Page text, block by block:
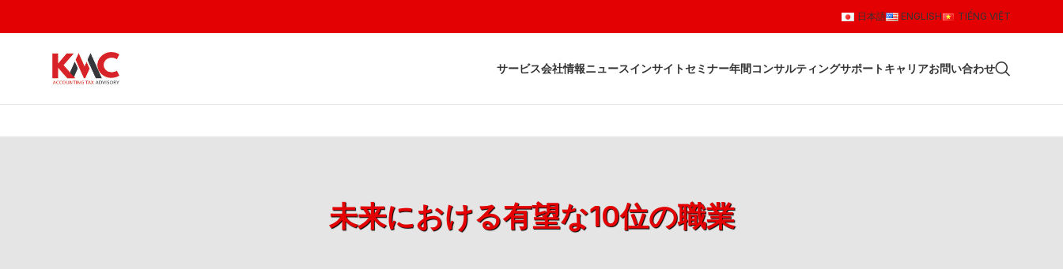
日本語 ENGLISH TIẾNG VIỆT
サービス会社情報ニュースインサイトセミナー年間コンサルティングサポートキャリアお問い合わせ
未来における有望な10位の職業